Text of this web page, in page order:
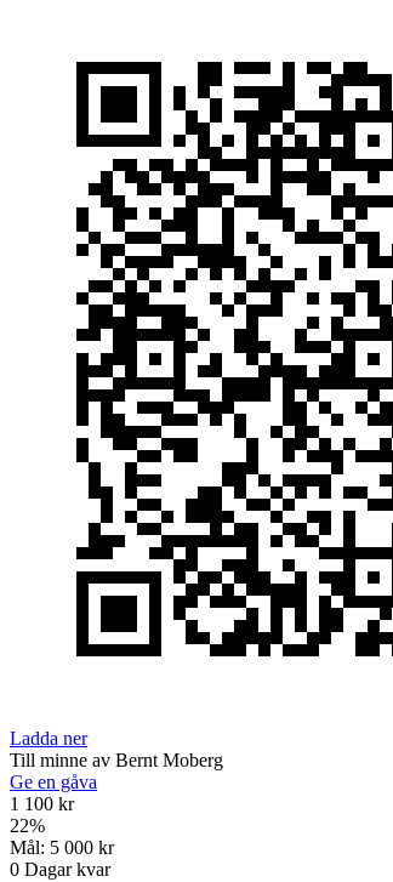
Ladda ner
Till minne av Bernt Moberg
Ge en gåva
1 100 kr
22%
Mål: 5 000 kr
0 Dagar kvar